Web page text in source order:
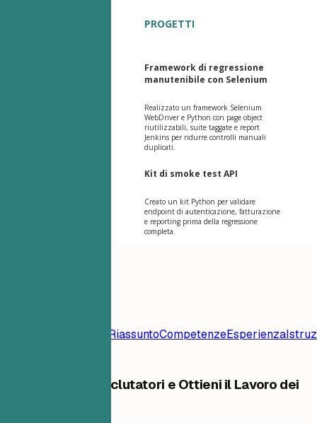
PROGETTI
Framework di regressione
manutenibile con Selenium
Realizzato un framework Selenium
WebDriver e Python con page object
riutilizzabili, suite taggate e report
Jenkins per ridurre controlli manuali
duplicati.
Kit di smoke test API
Creato un kit Python per validare
endpoint di autenticazione, fatturazione
e reporting prima della regressione
completa.
RiassuntoCompetenzeEsperienza
Distinguiti dai Reclutatori e Ottieni il Lavoro dei